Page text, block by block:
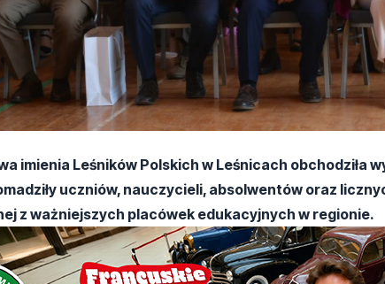
imienia Leśników Polskich w Leśnicach obchodziła
uczniów, nauczycieli, absolwentów oraz
z ważniejszych placówek edukacyjnych w regionie.